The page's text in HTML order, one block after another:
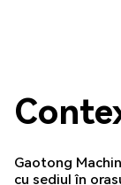
Gaotong
cu sediul în